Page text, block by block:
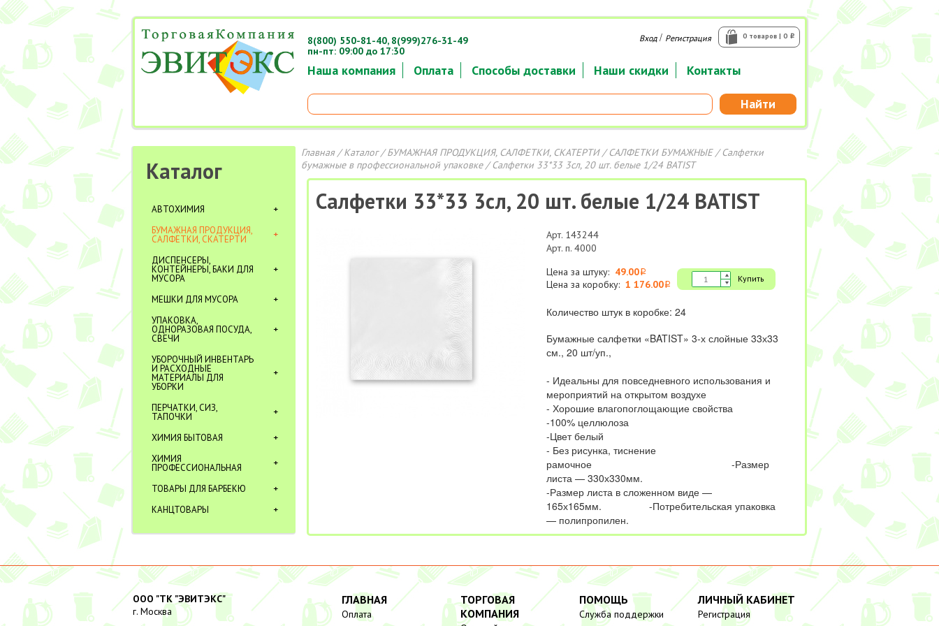
Наша компания Оплата Способы доставки Наши скидки Контакты
Найти
0 товаров | 0 i
Вход/ Регистрация
8(800) 550-81-40, 8(999)276-31-49
пн-пт: 09:00 до 17:30
Каталог
АВТОХИМИЯ
БУМАЖНАЯ ПРОДУКЦИЯ,
САЛФЕТКИ, СКАТЕРТИ
ДИСПЕНСЕРЫ,
КОНТЕЙНЕРЫ, БАКИ ДЛЯ
МУСОРА
МЕШКИ ДЛЯ МУСОРА
УПАКОВКА,
ОДНОРАЗОВАЯ ПОСУДА,
СВЕЧИ
УБОРОЧНЫЙ ИНВЕНТАРЬ
И РАСХОДНЫЕ
МАТЕРИАЛЫ ДЛЯ
УБОРКИ
ПЕРЧАТКИ, СИЗ,
ТАПОЧКИ
ХИМИЯ БЫТОВАЯ
ХИМИЯ
ПРОФЕССИОНАЛЬНАЯ
ТОВАРЫ ДЛЯ БАРБЕКЮ
КАНЦТОВАРЫ
Главная/Каталог/БУМАЖНАЯ ПРОДУКЦИЯ, САЛФЕТКИ, СКАТЕРТИ/САЛФЕТКИ БУМАЖНЫЕ/Салфетки
бумажные в профессиональной упаковке/ Салфетки 33*33 3сл, 20 шт. белые 1/24 BATIST
Салфетки 33*33 3сл, 20 шт. белые 1/24 BATIST
Арт. 143244
Арт. п. 4000
Цена за штуку: 49.00i
Цена за коробку: 1 176.00i
Купить
Количество штук в коробке: 24
Бумажные салфетки «BATIST» 3-х слойные 33х33
см., 20 шт/уп.,
- Идеальны для повседневного использования и
мероприятий на открытом воздухе
- Хорошие влагопоглощающие свойства
-100% целлюлоза
-Цвет белый
- Без рисунка, тиснение
рамочное -Размер
листа — 330х330мм.
-Размер листа в сложенном виде —
165х165мм. -Потребительская упаковка
— полипропилен.
ООО "ТК "ЭВИТЭКС"
г. Москва
ГЛАВНАЯ
Оплата
ТОРГОВАЯ
КОМПАНИЯ
ПОМОЩЬ
Служба поддержки
ЛИЧНЫЙ КАБИНЕТ
Регистрация